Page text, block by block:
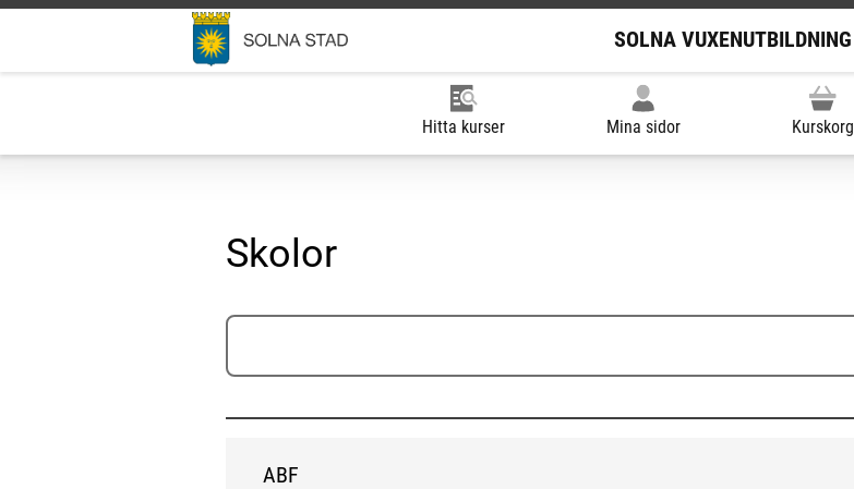
SOLNA VUXENUTBILDNING
Hitta kurser Mina sidor Kurskorg
Skolor
ABF